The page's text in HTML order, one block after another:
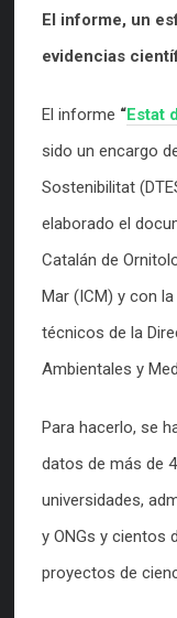
El informe, un
evidencias
El informe “Estat
sido un encargo
Sostenibilitat
elaborado el
Catalán de
Mar (ICM) y con
técnicos de la
Ambientales y
Para hacerlo, se
datos de más de
universidades,
y ONGs y cientos
proyectos de